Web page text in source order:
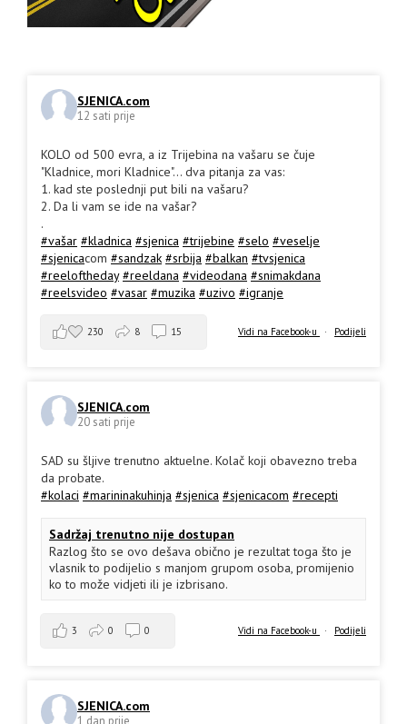
SJENICA.com
12 sati prije
KOLO od 500 evra, a iz Trijebina na vašaru se čuje
"Kladnice, mori Kladnice"... dva pitanja za vas:
1. kad ste poslednji put bili na vašaru?
2. Da li vam se ide na vašar?
.
#vašar #kladnica #sjenica #trijebine #selo #veselje
#sjenicacom #sandzak #srbija #balkan #tvsjenica
#reeloftheday #reeldana #videodana #snimakdana
#reelsvideo #vasar #muzika #uzivo #igranje
Vidi na Facebook-u · Podijeli
230 8 15
SJENICA.com
20 sati prije
SAD su šljive trenutno aktuelne. Kolač koji obavezno treba
da probate.
#kolaci #marininakuhinja #sjenica #sjenicacom #recepti
Sadržaj trenutno nije dostupan
Razlog što se ovo dešava obično je rezultat toga što je
vlasnik to podijelio s manjom grupom osoba, promijenio
ko to može vidjeti ili je izbrisano.
Vidi na Facebook-u · Podijeli
3 0 0
SJENICA.com